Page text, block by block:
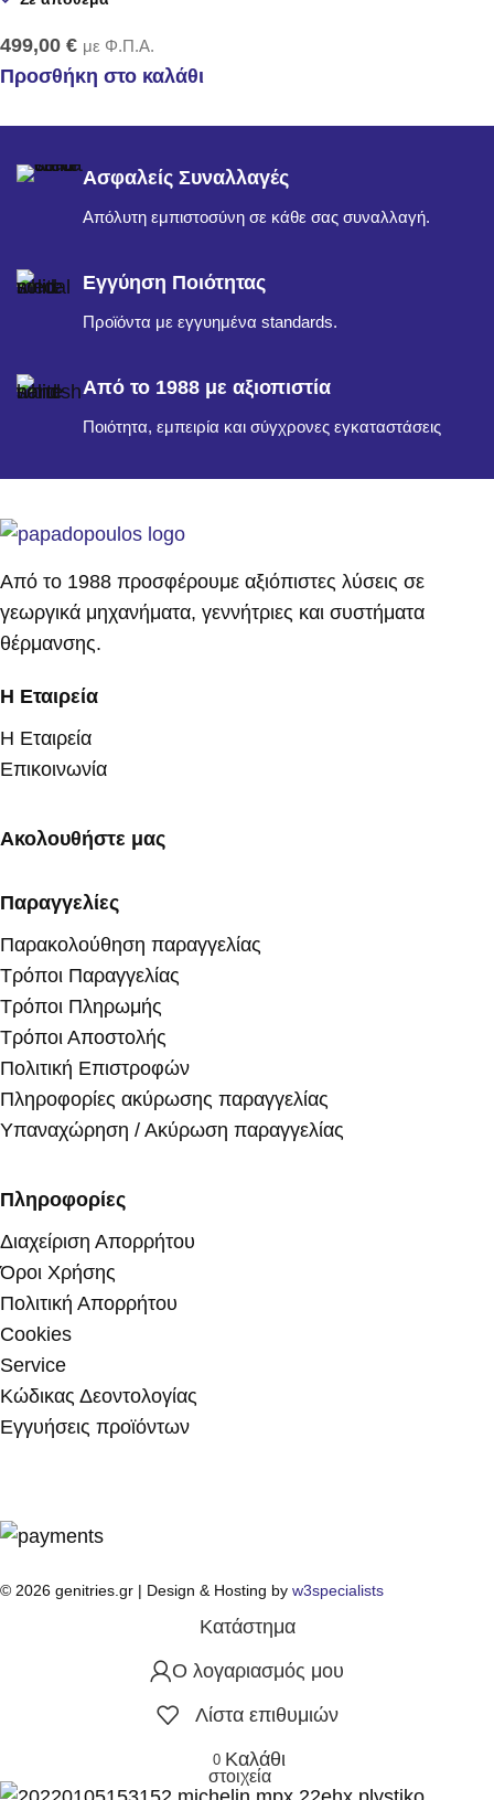
499,00 € με Φ.Π.Α.
Προσθήκη στο καλάθι
Ασφαλείς Συναλλαγές
Απόλυτη εμπιστοσύνη σε κάθε σας συναλλαγή.
Εγγύηση Ποιότητας
Προϊόντα με εγγυημένα standards.
Από το 1988 με αξιοπιστία
Ποιότητα, εμπειρία και σύγχρονες εγκαταστάσεις
Από το 1988 προσφέρουμε αξιόπιστες λύσεις σε
γεωργικά μηχανήματα, γεννήτριες και συστήματα
θέρμανσης.
Η Εταιρεία
Η Εταιρεία
Επικοινωνία
Ακολουθήστε μας
Παραγγελίες
Παρακολούθηση παραγγελίας
Τρόποι Παραγγελίας
Τρόποι Πληρωμής
Τρόποι Αποστολής
Πολιτική Επιστροφών
Πληροφορίες ακύρωσης παραγγελίας
Υπαναχώρηση / Ακύρωση παραγγελίας
Πληροφορίες
Διαχείριση Απορρήτου
Όροι Χρήσης
Πολιτική Απορρήτου
Cookies
Service
Κώδικας Δεοντολογίας
Εγγυήσεις προϊόντων
© 2026 genitries.gr | Design & Hosting by w3specialists
Κατάστημα
Ο λογαριασμός μου
Λίστα επιθυμιών
0
στοιχεία
Καλάθι